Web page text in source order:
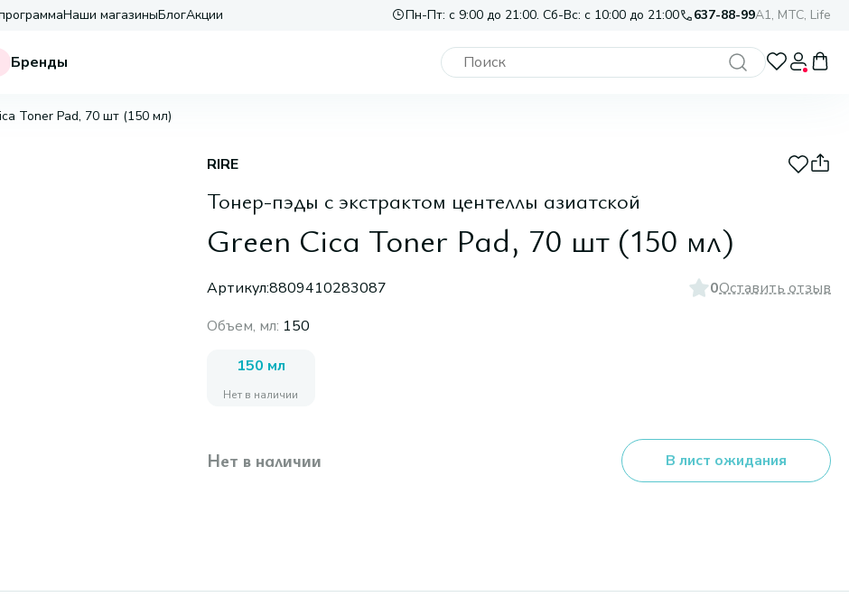
Наши магазиныБлогАкции Пн-Пт: с 9:00 до 21:00. Сб-Вс: с 10:00 до 21:00 637-88-99A1, МТС, Life
Бренды
Toner Pad, 70 шт (150 мл)
RIRE
Тонер-пэды с экстрактом центеллы азиатской
Green Cica Toner Pad, 70 шт (150 мл)
Артикул:8809410283087 0Оставить отзыв
Объем, мл: 150
150 мл
Нет в наличии
Нет в наличии В лист ожидания